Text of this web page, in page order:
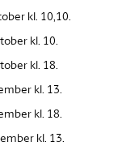
kl. 10,10.
kl. 10.
kl. 18.
kl. 13.
kl. 18.
kl. 13.